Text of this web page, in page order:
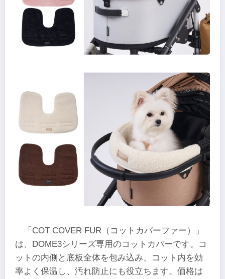
「COT COVER FUR（コットカバーファー）」
は、DOME3シリーズ専用のコットカバーです。コ
ットの内側と底板全体を包み込み、コット内を効
率よく保温し、汚れ防止にも役立ちます。価格は